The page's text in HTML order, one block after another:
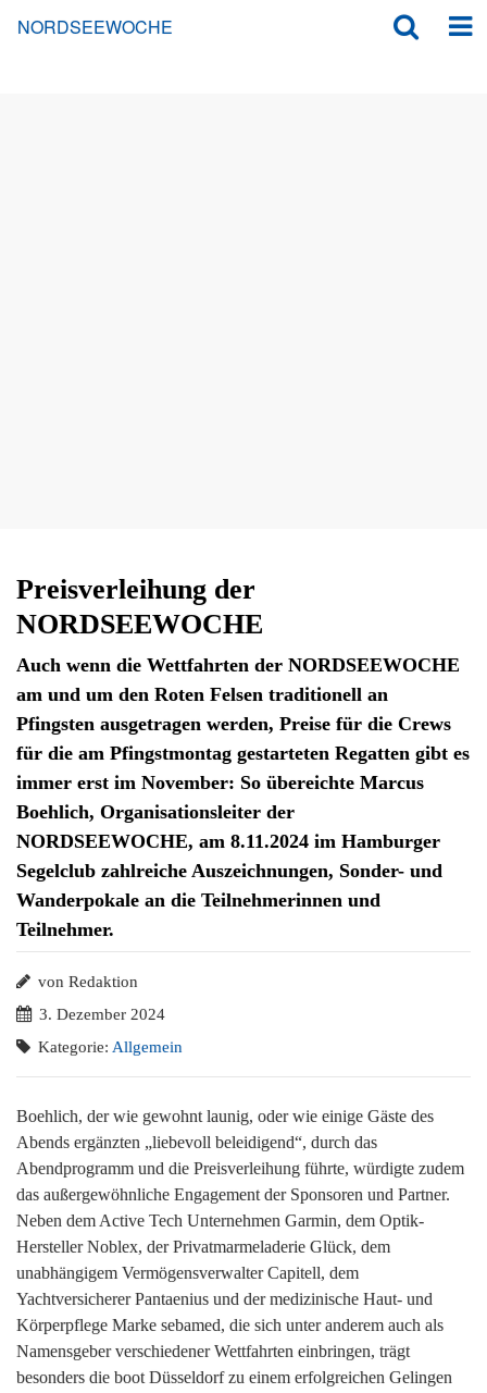
NORDSEEWOCHE
Preisverleihung der
NORDSEEWOCHE
Auch wenn die Wettfahrten der NORDSEEWOCHE
am und um den Roten Felsen traditionell an
Pfingsten ausgetragen werden, Preise für die Crews
für die am Pfingstmontag gestarteten Regatten gibt es
immer erst im November: So übereichte Marcus
Boehlich, Organisationsleiter der
NORDSEEWOCHE, am 8.11.2024 im Hamburger
Segelclub zahlreiche Auszeichnungen, Sonder- und
Wanderpokale an die Teilnehmerinnen und
Teilnehmer.
von Redaktion
3. Dezember 2024
Kategorie: Allgemein
Boehlich, der wie gewohnt launig, oder wie einige Gäste des
Abends ergänzten „liebevoll beleidigend“, durch das
Abendprogramm und die Preisverleihung führte, würdigte zudem
das außergewöhnliche Engagement der Sponsoren und Partner.
Neben dem Active Tech Unternehmen Garmin, dem Optik-
Hersteller Noblex, der Privatmarmeladerie Glück, dem
unabhängigem Vermögensverwalter Capitell, dem
Yachtversicherer Pantaenius und der medizinische Haut- und
Körperpflege Marke sebamed, die sich unter anderem auch als
Namensgeber verschiedener Wettfahrten einbringen, trägt
besonders die boot Düsseldorf zu einem erfolgreichen Gelingen